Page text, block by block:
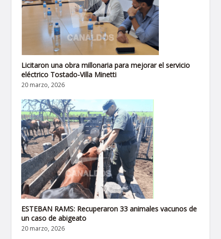
Licitaron una obra millonaria para mejorar el servicio
eléctrico Tostado-Villa Minetti
20 marzo, 2026
ESTEBAN RAMS: Recuperaron 33 animales vacunos de
un caso de abigeato
20 marzo, 2026